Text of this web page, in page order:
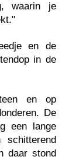
waarin je
en de
in de
en op
De
een lange
daar stond